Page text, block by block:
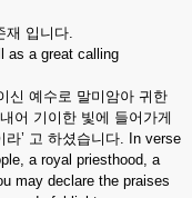
입니다.
a great calling
신 예수로 말미암아 귀한
어 기이한 빛에 들어가게
’ 고 하셨습니다. In verse
a royal priesthood, a
may declare the praises